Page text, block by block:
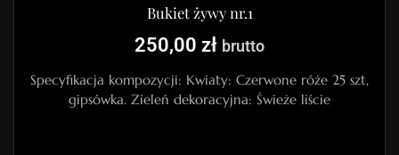
Bukiet żywy nr.1
250,00 zł brutto
Specyfikacja kompozycji: Kwiaty: Czerwone róże 25 szt,
gipsówka. Zieleń dekoracyjna: Świeże liście